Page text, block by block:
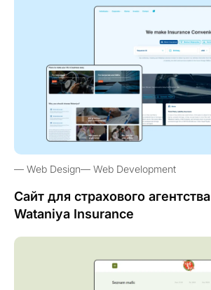
Web Design Web Development
Сайт для страхового агентства
Wataniya Insurance